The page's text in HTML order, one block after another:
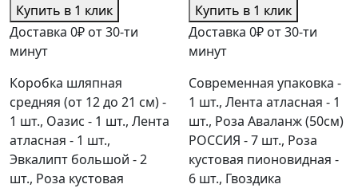
Купить в 1 клик
Доставка 0₽ от 30-ти
минут
Коробка шляпная
средняя (от 12 до 21 см) -
1 шт., Оазис - 1 шт., Лента
атласная - 1 шт.,
Эвкалипт большой - 2
шт., Роза кустовая
Купить в 1 клик
Доставка 0₽ от 30-ти
минут
Современная упаковка -
1 шт., Лента атласная - 1
шт., Роза Аваланж (50см)
РОССИЯ - 7 шт., Роза
кустовая пионовидная -
6 шт., Гвоздика